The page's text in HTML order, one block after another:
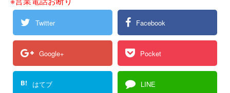
Twitter Facebook
Google+ Pocket
B! はてブ LINE